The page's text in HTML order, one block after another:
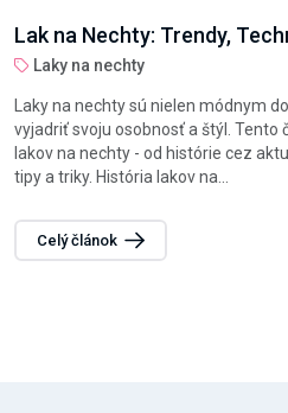
Lak na Nechty: Trendy,
Laky na nechty
Laky na nechty sú nielen módnym
vyjadriť svoju osobnosť a štýl. Tento
lakov na nechty - od histórie cez
tipy a triky. História lakov na...
Celý článok